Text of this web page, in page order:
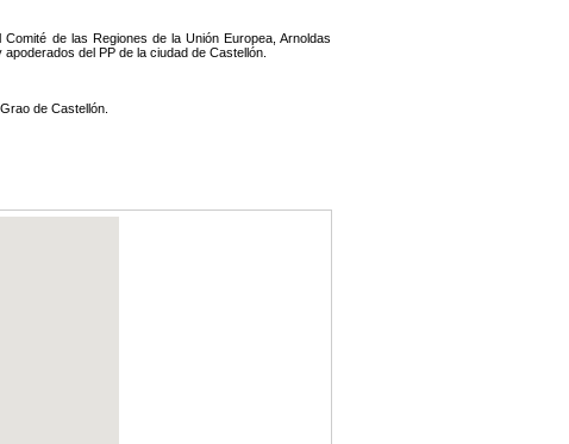
de las Regiones de la Unión Europea, Arnoldas
del PP de la ciudad de Castellón.
de Castellón.